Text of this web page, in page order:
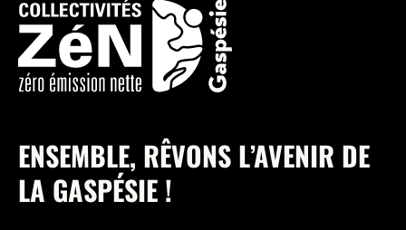
ENSEMBLE, RÊVONS L’AVENIR DE
LA GASPÉSIE !